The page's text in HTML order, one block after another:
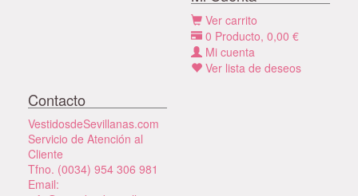
Ver carrito
0 Producto, 0,00 €
Mi cuenta
Ver lista de deseos
Contacto
VestidosdeSevillanas.com
Servicio de Atención al
Cliente
Tfno. (0034) 954 306 981
Email: